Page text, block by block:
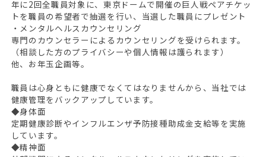
年に2回全職員対象に、東京ドームで開催の巨人戦ペアチケッ
トを職員の希望者で抽選を行い、当選した職員にプレゼント
・メンタルヘルスカウンセリング
専門のカウンセラーによるカウンセリングを受けられます。
（相談した方のプライバシーや個人情報は護られます）
他、お年玉企画等。
職員は心身ともに健康でなくてはなりませんから、当社では
健康管理をバックアップしています。
◆身体面
定期健康診断やインフルエンザ予防接種助成金支給等を実施
しています。
◆精神面